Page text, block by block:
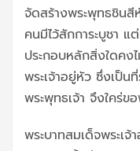
จัดสร้างพระพุทธชินสี
คนมีไว้สักการะบูชา
ประกอบหลักสิ่งใดคง
พระเจ้าอยู่หัว ซึ่งเป็น
พระพุทธเจ้า จึงใคร่ขอ
พระบาทสมเด็จพระเ